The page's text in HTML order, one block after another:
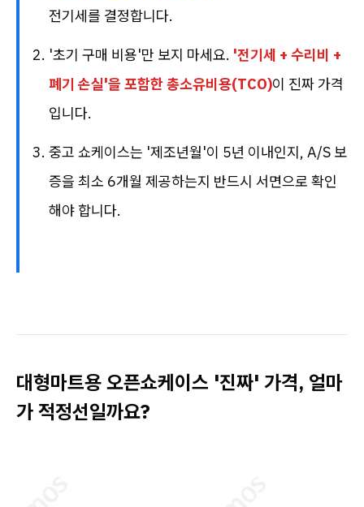
전기세를 결정합니다.
'초기 구매 비용'만 보지 마세요. '전기세 + 수리비 +
폐기 손실'을 포함한 총소유비용(TCO)이 진짜 가격
입니다.
중고 쇼케이스는 '제조년월'이 5년 이내인지, A/S 보
증을 최소 6개월 제공하는지 반드시 서면으로 확인
해야 합니다.
대형마트용 오픈쇼케이스 '진짜' 가격, 얼마
가 적정선일까요?